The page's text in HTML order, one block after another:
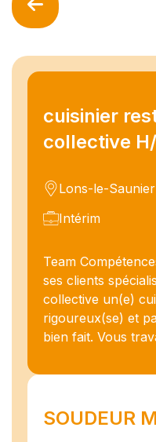
cuisinier
collective
Lons-le-Saunier
Intérim
Team
ses clients
collective un(e)
rigoureux(se) et
bien fait. Vous
SOUDEUR